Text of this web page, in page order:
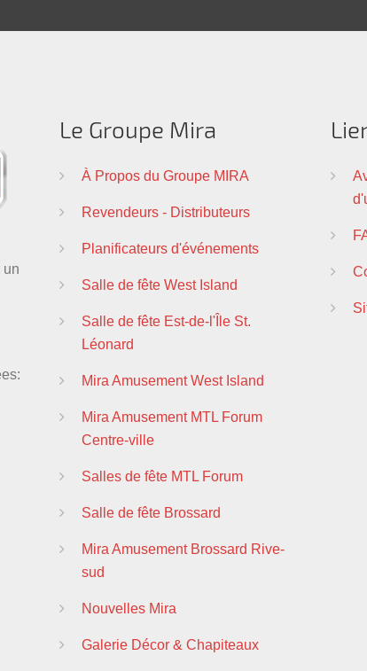
un
Le Groupe Mira
À Propos du Groupe MIRA
Revendeurs - Distributeurs
Planificateurs d'événements
Salle de fête West Island
Salle de fête Est-de-l'Île St.
Léonard
Mira Amusement West Island
Mira Amusement MTL Forum
Centre-ville
Salles de fête MTL Forum
Salle de fête Brossard
Mira Amusement Brossard Rive-
sud
Nouvelles Mira
Galerie Décor & Chapiteaux